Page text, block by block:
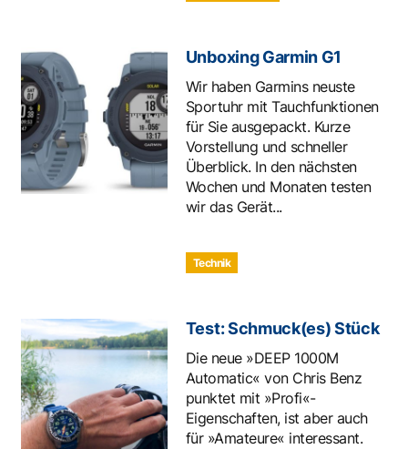
Unboxing Garmin G1
Wir haben Garmins neuste
Sportuhr mit Tauchfunktionen
für Sie ausgepackt. Kurze
Vorstellung und schneller
Überblick. In den nächsten
Wochen und Monaten testen
wir das Gerät...
Technik
Test: Schmuck(es) Stück
Die neue »DEEP 1000M
Automatic« von Chris Benz
punktet mit »Profi«-
Eigenschaften, ist aber auch
für »Amateure« interessant.